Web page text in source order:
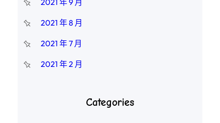
2021 年 9 月
2021 年 8 月
2021 年 7 月
2021 年 2 月
Categories